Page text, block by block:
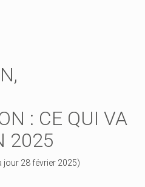
: CE QUI VA
2025
jour 28 février 2025)